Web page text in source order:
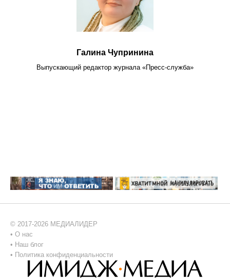
Галина Чупринина
Выпускающий редактор журнала «Пресс-служба»
© 2017-2026 МЕДИАЛИДЕР
• О нас
• Наш блог
• Политика конфиденциальности